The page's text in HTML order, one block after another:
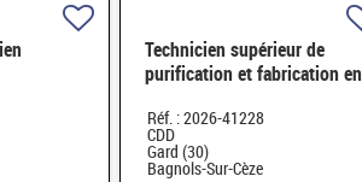
Technicien supérieur de
purification et fabrication en
Réf. : 2026-41228
CDD
Gard (30)
Bagnols-Sur-Cèze